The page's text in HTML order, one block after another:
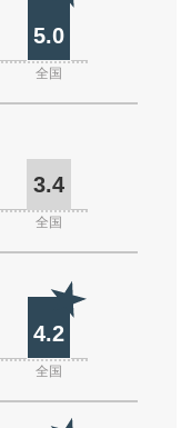
5.0
全国
3.4
全国
4.2
全国